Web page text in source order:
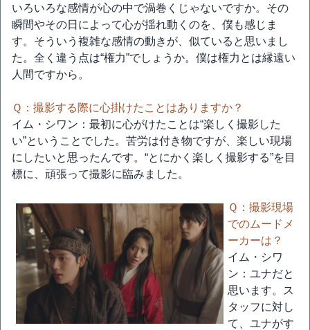
いろいろな感情が心の中で渦巻くじゃないですか。その
瞬間やその日によって心が揺れ動くのを、僕も感じま
す。そういう複雑な感情の動きが、似ていると思いまし
た。全く違う点は“権力”でしょうか。僕は権力とは縁遠い
人間ですから。
Ｑ：撮影する際に心掛けたことはありますか？
イム・シワン：最初に心がけたことは“楽しく撮影した
い”ということでした。苦労は付き物ですが、楽しい現場
にしたいと思ったんです。“とにかく楽しく撮影する”を目
標に、頑張って撮影に臨みました。
Ｑ：撮影現場
でのムードメ
ーカーは？
イム・シワ
ン：ユナだと
思います。ス
タッフに対し
て、ユナがす